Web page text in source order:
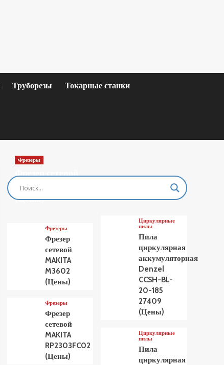
Труборезы Токарные станки
Фрезеры
Фрезер сетевой
MAKITA M3601
(Цены)
Фрезеры
Фрезер
сетевой
MAKITA
M3602
(Цены)
Фрезеры
Фрезер
сетевой
MAKITA
RP2303FC02
(Цены)
Циркулярные
пилы
Пила
циркулярная
аккумуляторная
Denzel
CCSH-BL-
20-185
27409
(Цены)
Циркулярные
пилы
Пила
циркулярная